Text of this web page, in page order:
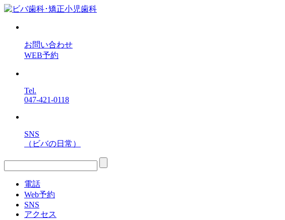
お問い合わせ
WEB予約
Tel.
047-421-0118
SNS
（ビバの日常）
電話
Web予約
SNS
アクセス